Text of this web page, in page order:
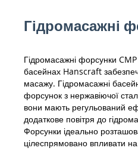
Гідромасажні
Гідромасажні форсунки
басейнах Hanscraft
масажу. Гідромасажні
форсунок з нержавіючої
вони мають регульований
додаткове повітря до
Форсунки ідеально
цілеспрямовано впливати на